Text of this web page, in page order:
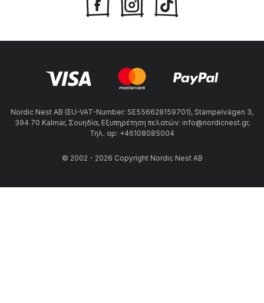
Nordic Nest AB (EU-VAT-Number: SE556628159701), Stämpelvägen 3,
394 70 Kalmar, Σουηδία, Εξυπηρέτηση πελατών: info@nordicnest.gr,
Τηλ. αρ: +46108085004
© 2002 - 2026 Copyright Nordic Nest AB